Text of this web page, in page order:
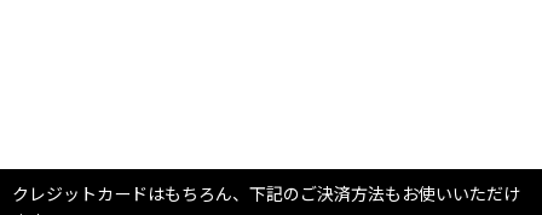
クレジットカードはもちろん、下記のご決済方法もお使いいただけ